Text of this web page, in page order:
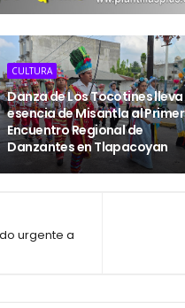
CULTURA
Danza de Los Tocotines
esencia de Misantla al Primer
Encuentro Regional de
Danzantes en Tlapacoyan
urgente a